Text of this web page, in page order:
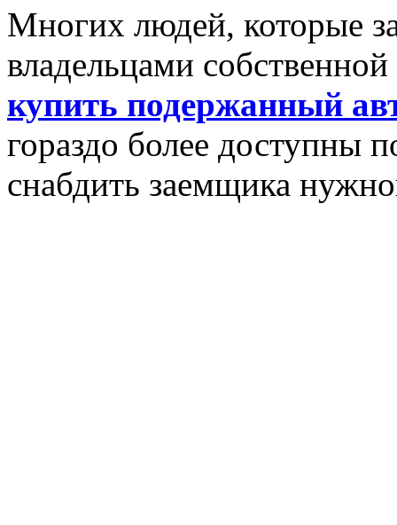
Многих людей, которые
владельцами
купить подержанный
гораздо более доступны
снабдить заемщика